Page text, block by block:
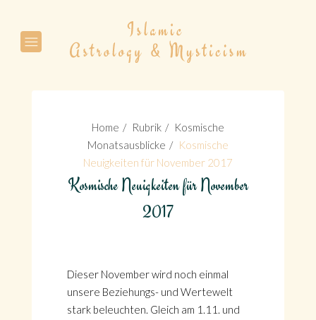
Home Rubrik
Kosmische
Monatsausblicke
Kosmische
Neuigkeiten für November 2017
Kosmische Neuigkeiten für November
2017
Dieser November wird noch einmal
unsere Beziehungs- und Wertewelt
stark beleuchten. Gleich am 1.11. und